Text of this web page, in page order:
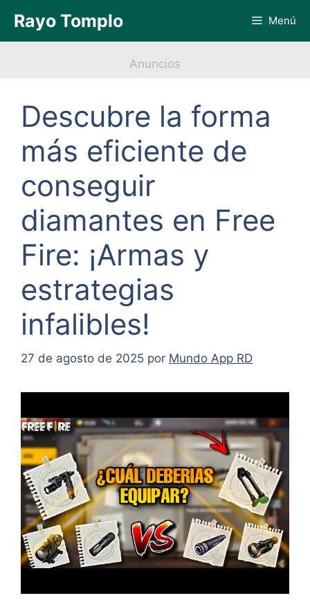
contenido
Rayo Tomplo Menú
Anuncios
Descubre la forma
más eficiente de
conseguir
diamantes en Free
Fire: ¡Armas y
estrategias
infalibles!
27 de agosto de 2025 por Mundo App RD